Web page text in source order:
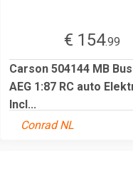
€ 154.99
Carson 504144 MB
AEG 1:87 RC auto
Incl...
Conrad NL